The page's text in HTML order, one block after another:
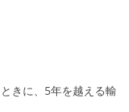
きに、5年を越える輸